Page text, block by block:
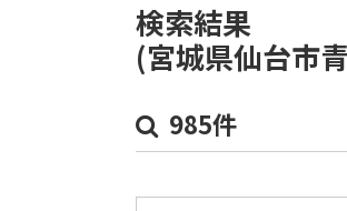
検索結果
(宮城県仙台市
985件